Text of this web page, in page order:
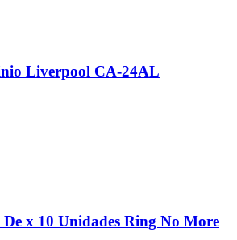
Liverpool CA-24AL
x 10 Unidades Ring No More